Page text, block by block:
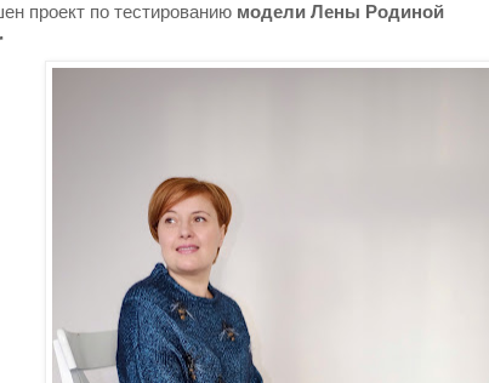
проект по тестированию модели Лены Родиной